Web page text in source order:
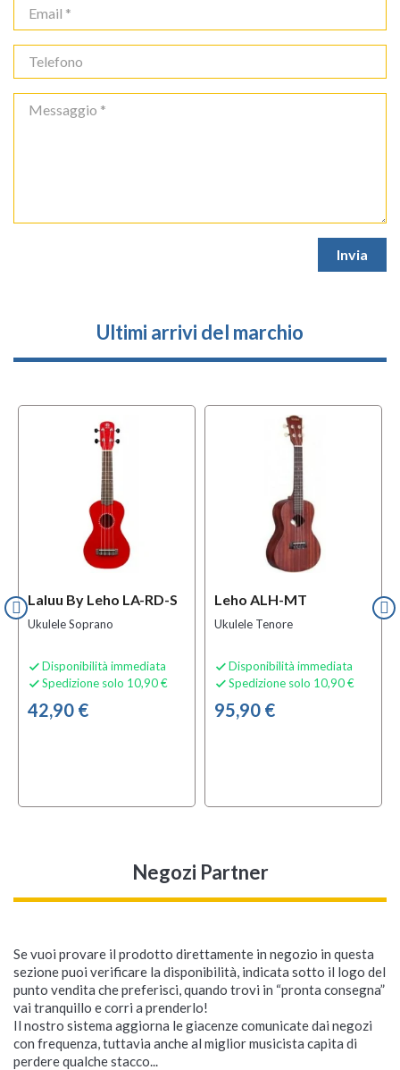
Ultimi arrivi del marchio
Laluu By Leho LA-RD-S
Ukulele Soprano
 Disponibilità immediata
 Spedizione solo 10,90 €
42,90 €
Leho ALH-MT
Ukulele Tenore
 Disponibilità immediata
 Spedizione solo 10,90 €
95,90 €
Negozi Partner
Se vuoi provare il prodotto direttamente in negozio in questa
sezione puoi verificare la disponibilità, indicata sotto il logo del
punto vendita che preferisci, quando trovi in “pronta consegna”
vai tranquillo e corri a prenderlo!
Il nostro sistema aggiorna le giacenze comunicate dai negozi
con frequenza, tuttavia anche al miglior musicista capita di
perdere qualche stacco...